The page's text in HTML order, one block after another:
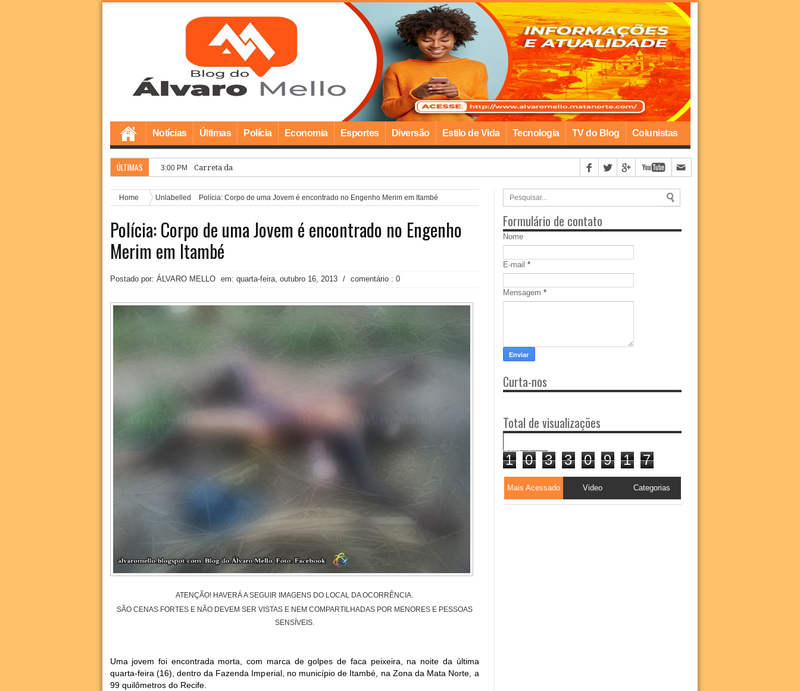
Notícias Últimas Polícia Economia Esportes Diversão Estilo de Vida Tecnologia TV do Blog Colunistas
ÚLTIMAS 3:00 PM Carreta da Saúde da Mulher inicia atendimentos em Goia
Home Unlabelled Polícia: Corpo de uma Jovem é encontrado no Engenho Merim em Itambé
Polícia: Corpo de uma Jovem é encontrado no Engenho
Merim em Itambé
Postado por: ÁLVARO MELLO em: quarta-feira, outubro 16, 2013 / comentário : 0
ATENÇÃO! HAVERÁ A SEGUIR IMAGENS DO LOCAL DA OCORRÊNCIA.
SÃO CENAS FORTES E NÃO DEVEM SER VISTAS E NEM COMPARTILHADAS POR MENORES E PESSOAS
SENSÍ VEIS.
Uma jovem foi encontrada morta, com marca de golpes de faca peixeira, na noite da última
quarta-feira (16), dentro da Fazenda Imperial, no município de Itambé, na Zona da Mata Norte, a
99 quilômetros do Recife.
Formulário de contato
Nome
E-mail *
Mensagem *
Curta-nos
Total de visualizações
1 0 3 3 0 9 1 7
Mais Acessado Video Categorias